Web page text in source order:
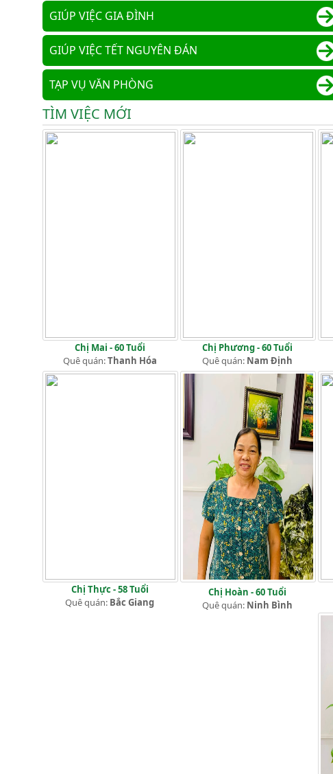
GIÚP VIỆC GIA ĐÌNH
GIÚP VIỆC TẾT NGUYÊN ĐÁN
TẠP VỤ VĂN PHÒNG
TÌM VIỆC MỚI
Chị Mai - 60 Tuổi
Quê quán:Thanh Hóa
Chị Phương - 60 Tuổi
Quê quán: Nam Định
Chị Thực - 58 Tuổi
Quê quán: Bắc Giang
Chị Hoàn - 60 Tuổi
Quê quán: Ninh Bình